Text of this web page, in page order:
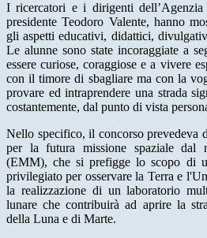
I ricercatori e i dirigenti dell’Agenzia
presidente Teodoro Valente, hanno
gli aspetti educativi, didattici,
Le alunne sono state incoraggiate a
essere curiose, coraggiose e a vivere
con il timore di sbagliare ma con la
provare ed intraprendere una strada
costantemente, dal punto di vista
Nello specifico, il concorso prevedeva
per la futura missione spaziale dal
(EMM), che si prefigge lo scopo di
privilegiato per osservare la Terra e
la realizzazione di un laboratorio
lunare che contribuirà ad aprire la
della Luna e di Marte.